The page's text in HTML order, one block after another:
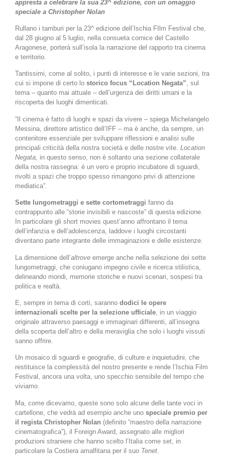
appresta a celebrare la sua 23^ edizione, con un omaggio
speciale a Christopher Nolan
Rullano i tamburi per la 23^ edizione dell’Ischia FIlm Festival che,
dal 28 giugno al 5 luglio, nella consueta cornice del Castello
Aragonese, porterà sull’isola la narrazione del rapporto tra cinema
e territorio.
Tantissimi, come al solito, i punti di interesse e le varie sezioni, tra
cui si impone di certo lo storico focus “Location Negata”, sul
tema – quanto mai attuale – dell’urgenza dei diritti umani e la
riscoperta dei luoghi dimenticati.
“Il cinema è fatto di luoghi e spazi da vivere – spiega Michelangelo
Messina, direttore artistico dell’IFF – ma è anche, da sempre, un
contenitore essenziale per sviluppare riflessioni e analisi sulle
principali criticità della nostra società e delle nostre vite. Location
Negata , in questo senso, non è soltanto una sezione collaterale
della nostra rassegna: è un vero e proprio incubatore di sguardi,
rivolti a spazi che troppo spesso rimangono privi di attenzione
mediatica”.
Sette lungometraggi e sette cortometraggi fanno da
contrappunto alle “storie invisibili e nascoste” di questa edizione.
In particolare gli short movies quest’anno affrontano il tema
dell’infanzia e dell’adolescenza, laddove i luoghi circostanti
diventano parte integrante delle immaginazioni e delle esistenze.
La dimensione dell’altrove emerge anche nella selezione dei sette
lungometraggi, che coniugano impegno civile e ricerca stilistica,
delineando mondi, memorie storiche e nuovi scenari, sospesi tra
politica e realtà.
E, sempre in tema di corti, saranno dodici le opere
internazionali scelte per la selezione ufficiale, in un viaggio
originale attraverso paesaggi e immaginari differenti, all’insegna
della scoperta dell’altro e della meraviglia che solo i luoghi vissuti
sanno offrire.
Un mosaico di sguardi e geografie, di culture e inquietudini, che
restituisce la complessità del nostro presente e rende l’Ischia Film
Festival, ancora una volta, uno specchio sensibile del tempo che
viviamo.
Ma, come dicevamo, queste sono solo alcune delle tante voci in
cartellone, che vedrà ad esempio anche uno speciale premio per
il regista Christopher Nolan (definito “maestro della narrazione
cinematograﬁca”), il Foreign Award, assegnato alle migliori
produzioni straniere che hanno scelto l’Italia come set, in
particolare la Costiera amalfitana per il suo Tenet